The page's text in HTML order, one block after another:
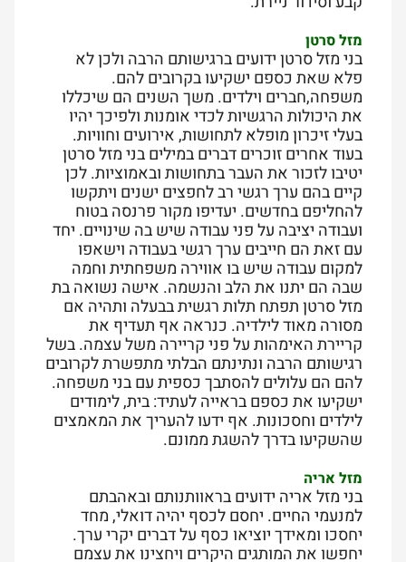
מזל סרטן
בני מזל סרטן ידועים ברגישותם הרבה ולכן לא
פלא שאת כספם ישקיעו בקרובים להם.
משפחה,חברים וילדים. משך השנים הם שיכללו
את היכולות הרגשיות לכדי אומנות ולפיכך יהיו
בעלי זיכרון מופלא לתחושות, אירועים וחוויות.
בעוד אחרים זוכרים דברים במילים בני מזל סרטן
יטיבו לזכור את העבר בתחושות ובאמוציות. לכן
קיים בהם ערך רגשי רב לחפצים ישנים ויתקשו
להחליפם בחדשים. יעדיפו מקור פרנסה בטוח
ועבודה יציבה על פני עבודה שיש בה שינויים. יחד
עם זאת הם חייבים ערך רגשי בעבודה וישאפו
למקום עבודה שיש בו אווירה משפחתית וחמה
שבה הם יתנו את הלב והנשמה. אישה נשואה בת
מזל סרטן תפתח תלות רגשית בבעלה ותהיה אם
מסורה מאוד לילדיה. כנראה אף תעדיף את
קריירת האימהות על פני קריירה משל עצמה. בשל
רגישותם הרבה ונתינתם הבלתי מתפשרת לקרובים
להם הם עלולים להסתבך כספית עם בני משפחה.
ישקיעו את כספם בראייה לעתיד: בית, לימודים
לילדים וחסכונות. אף ידעו להעריך את המאמצים
שהשקיעו בדרך להשגת ממונם.
מזל אריה
בני מזל אריה ידועים בראוותנותם ובאהבתם
למנעמי החיים. יחסם לכסף יהיה דואלי, מחד
יחסכו ומאידך יוציאו כסף על דברים יקרי ערך.
יחפשו את המותגים היקרים ויחצינו את עצמם